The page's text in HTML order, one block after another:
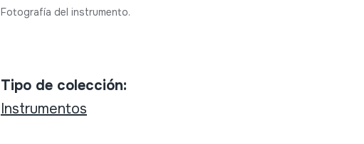
Fotografía del instrumento.
Tipo de colección:
Instrumentos